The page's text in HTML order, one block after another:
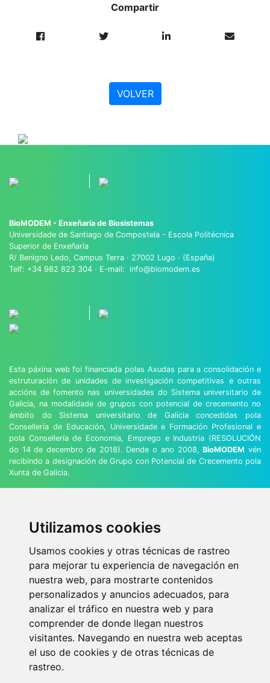
Utilizamos cookies
Usamos cookies y otras técnicas de rastreo
para mejorar tu experiencia de navegación en
nuestra web, para mostrarte contenidos
personalizados y anuncios adecuados, para
analizar el tráfico en nuestra web y para
comprender de donde llegan nuestros
visitantes. Navegando en nuestra web aceptas
el uso de cookies y de otras técnicas de
rastreo.
Compartir
VOLVER
BioMODEM - Enxeñaría de Biosistemas
Universidade de Santiago de Compostela - Escola Politécnica
Superior de Enxeñaría
R/ Benigno Ledo, Campus Terra · 27002 Lugo · (España)
Telf: +34 982 823 304 · E-mail: info@biomodem.es
Esta páxina web foi financiada polas Axudas para a consolidación e
estruturación de unidades de investigación competitivas e outras
accións de fomento nas universidades do Sistema universitario de
Galicia, na modalidade de grupos con potencial de crecemento no
ámbito do Sistema universitario de Galicia concedidas pola
Consellería de Educación, Universidade e Formación Profesional e
pola Consellería de Economía, Emprego e Industria (RESOLUCIÓN
do 14 de decembro de 2018). Dende o ano 2008,BioMODEM vén
recibindo a designación de Grupo con Potencial de Crecemento pola
Xunta de Galicia.
@ 2020BioMODEM ENXEÑARÍA DE
BIOSISTEMAS|Aviso Legal|Política de
Privacidad| Política de Cookies|Contacto
Prodesin.com